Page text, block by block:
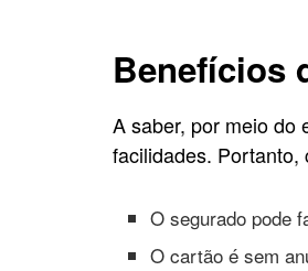
Benefícios
A saber, por meio do
facilidades. Portanto,
O segurado pode
O cartão é sem